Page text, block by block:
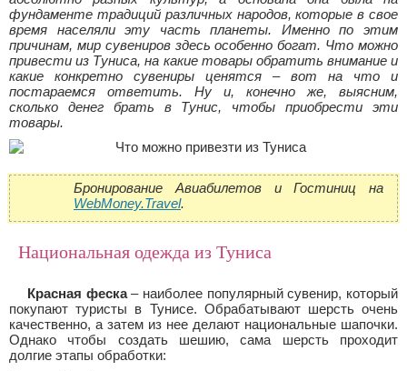
фундаменте традиций различных народов, которые в свое
время населяли эту часть планеты. Именно по этим
причинам, мир сувениров здесь особенно богат. Что можно
привести из Туниса, на какие товары обратить внимание и
какие конкретно сувениры ценятся – вот на что и
постараемся ответить. Ну и, конечно же, выясним,
сколько денег брать в Тунис, чтобы приобрести эти
товары.
Бронирование Авиабилетов и Гостиниц на
WebMoney.Travel.
Национальная одежда из Туниса
Красная феска– наиболее популярный сувенир, который
покупают туристы в Тунисе. Обрабатывают шерсть очень
качественно, а затем из нее делают национальные шапочки.
Однако чтобы создать шешию, сама шерсть проходит
долгие этапы обработки: